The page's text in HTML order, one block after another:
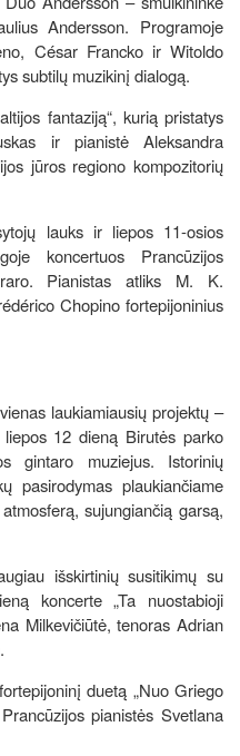
Andersson. Programoje
César Francko ir Witoldo
subtilų muzikinį dialogą.
fantaziją“, kurią pristatys
ir pianistė Aleksandra
jūros regiono kompozitorių
lauks ir liepos 11-osios
koncertuos Prancūzijos
Pianistas atliks M. K.
Chopino fortepijoninius
laukiamiausių projektų –
liepos 12 dieną Birutės parko
gintaro muziejus. Istorinių
pasirodymas plaukiančiame
sujungiančią garsą,
išskirtinių susitikimų su
koncerte „Ta nuostabioji
Milkevičiūtė, tenoras Adrian
duetą „Nuo Griego
pianistės Svetlana